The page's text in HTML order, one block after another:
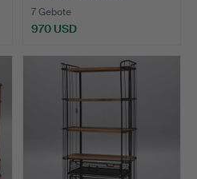
7 Gebote
970 USD